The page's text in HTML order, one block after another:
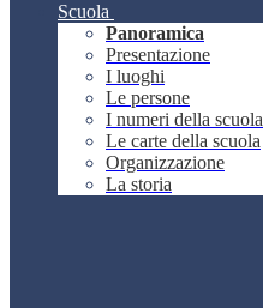
Scuola
Panoramica
Presentazione
I luoghi
Le persone
I numeri della scuola
Le carte della scuola
Organizzazione
La storia